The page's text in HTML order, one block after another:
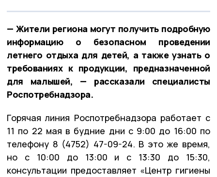
— Жители региона могут получить подробную
информацию о безопасном проведении
летнего отдыха для детей, а также узнать о
требованиях к продукции, предназначенной
для малышей, — рассказали специалисты
Роспотребнадзора.
Горячая линия Роспотребнадзора работает с
11 по 22 мая в будние дни с 9:00 до 16:00 по
телефону 8 (4752) 47-09-24. В это же время,
но с 10:00 до 13:00 и с 13:30 до 15:30,
консультации предоставляет «Центр гигиены